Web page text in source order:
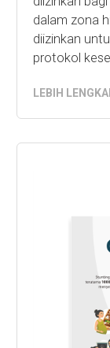
dalam zona
diizinkan
protokol
LEBIH